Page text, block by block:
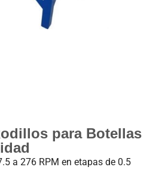
para Botellas
a 276 RPM en etapas de 0.5